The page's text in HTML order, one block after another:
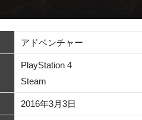
アドベンチャー
PlayStation 4
Steam
2016年3月3日